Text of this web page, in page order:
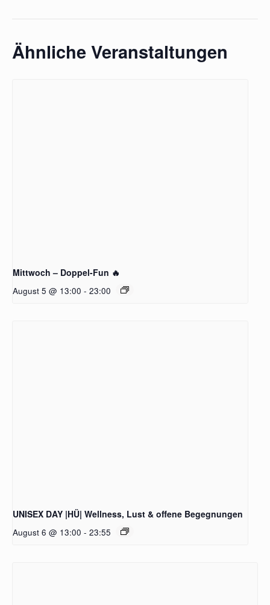
Ähnliche Veranstaltungen
Mittwoch – Doppel-Fun 🔥
August 5 @ 13:00 - 23:00
UNISEX DAY |HÜ| Wellness, Lust & offene Begegnungen
August 6 @ 13:00 - 23:55